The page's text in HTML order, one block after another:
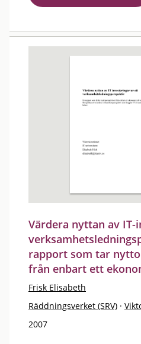
Värdera nyttan av
rapport som tar
från enbart ett
Frisk Elisabeth
Räddningsverket (SRV) ·
2007